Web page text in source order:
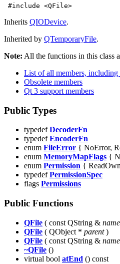
#include <QFile>
Inherits QIODevice.
Inherited by QTemporaryFile.
Note: All the functions in this class
List of all members, including
Obsolete members
Qt 3 support members
Public Types
typedefDecoderFn
typedefEncoderFn
enum FileError { NoError,
enum MemoryMapFlags {
enum Permission {
typedefPermissionSpec
flags Permissions
Public Functions
QFile ( const QString & name
QFile ( QObject * parent)
QFile ( const QString & name
~QFile ()
virtual bool atEnd () const